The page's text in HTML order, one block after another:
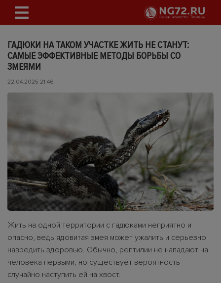
ГАДЮКИ НА ТАКОМ УЧАСТКЕ ЖИТЬ НЕ СТАНУТ:
САМЫЕ ЭФФЕКТИВНЫЕ МЕТОДЫ БОРЬБЫ СО
ЗМЕЯМИ
22.04.2025 21:46
Жить на одной территории с гадюками неприятно и
опасно, ведь ядовитая змея может ужалить и серьезно
навредить здоровью. Обычно, рептилии не нападают на
человека первыми, но существует вероятность
случайно наступить ей на хвост.